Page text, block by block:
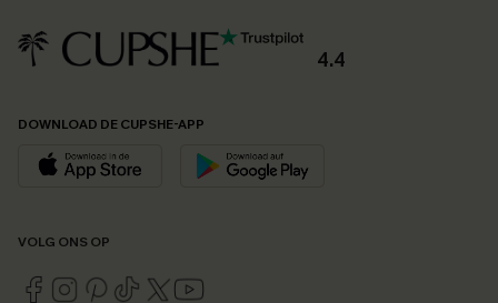
4.4
DOWNLOAD DE CUPSHE-APP
VOLG ONS OP